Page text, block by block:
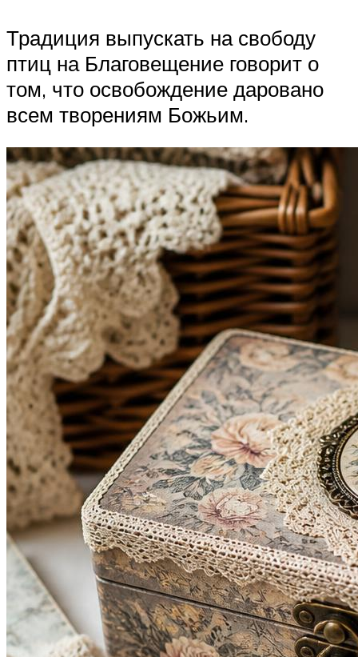
Традиция выпускать на свободу
птиц на Благовещение говорит о
том, что освобождение даровано
всем творениям Божьим.